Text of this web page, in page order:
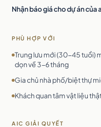
Nhận báo giá cho dự án của
PHÙ HỢP VỚI
Trung lưu mới (30-45 tuổi)
dọn về 3-6 tháng
Gia chủ nhà phố/biệt thự
Khách quan tâm vật liệu
AIC GIẢI QUYẾT